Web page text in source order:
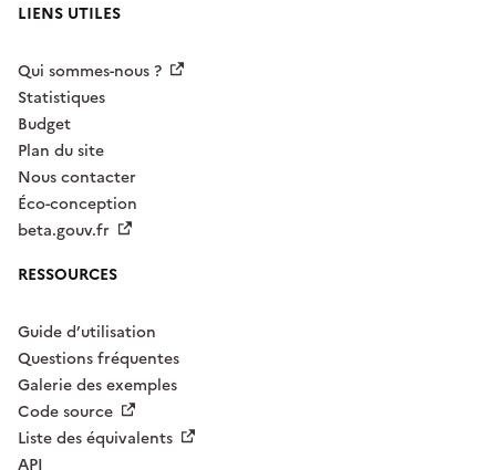
LIENS UTILES
Qui sommes-nous ?
Statistiques
Budget
Plan du site
Nous contacter
Éco-conception
beta.gouv.fr
RESSOURCES
Guide d’utilisation
Questions fréquentes
Galerie des exemples
Code source
Liste des équivalents